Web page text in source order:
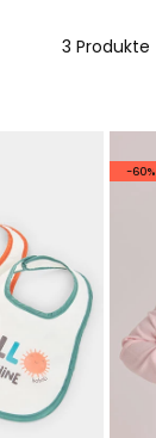
3 Produkte
-60%